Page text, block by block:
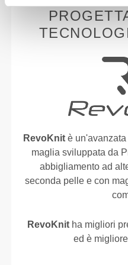
RevoKnit è
maglia sviluppata da
abbigliamento ad
seconda pelle e con
RevoKnitha migliori
ed è